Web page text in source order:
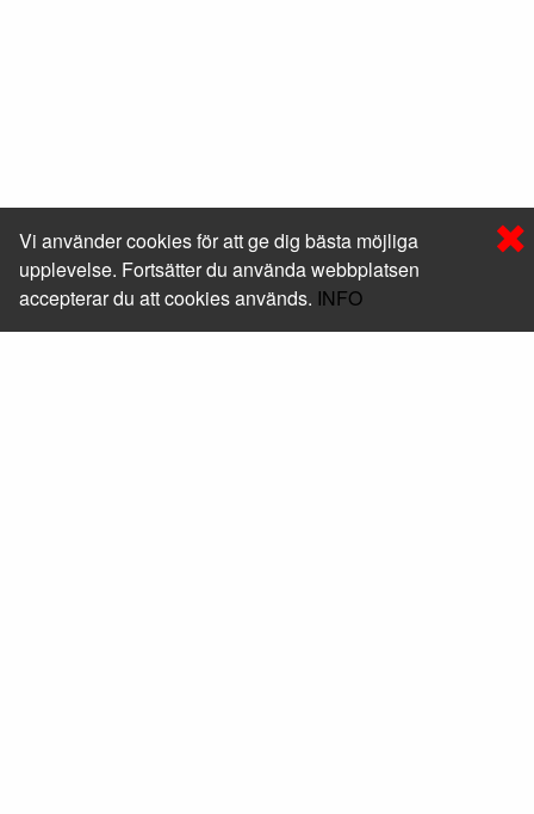
Vi använder cookies för att ge dig bästa möjliga
upplevelse. Fortsätter du använda webbplatsen
accepterar du att cookies används. INFO